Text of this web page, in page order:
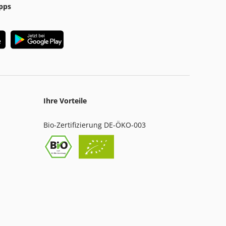
Ihre Vorteile
Bio-Zertifizierung DE-ÖKO-003